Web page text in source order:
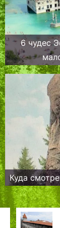
6 чудес
Куда
щита и